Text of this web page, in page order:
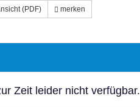
(PDF) merken
Zeit leider nicht verfügbar.